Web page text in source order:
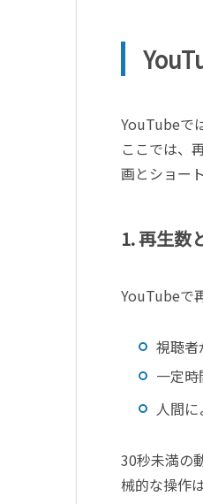
YouTubeで
ここでは、
画とショー
1.再生数
YouTubeで
視聴者
一定
人間に
30秒未満の
械的な操作は